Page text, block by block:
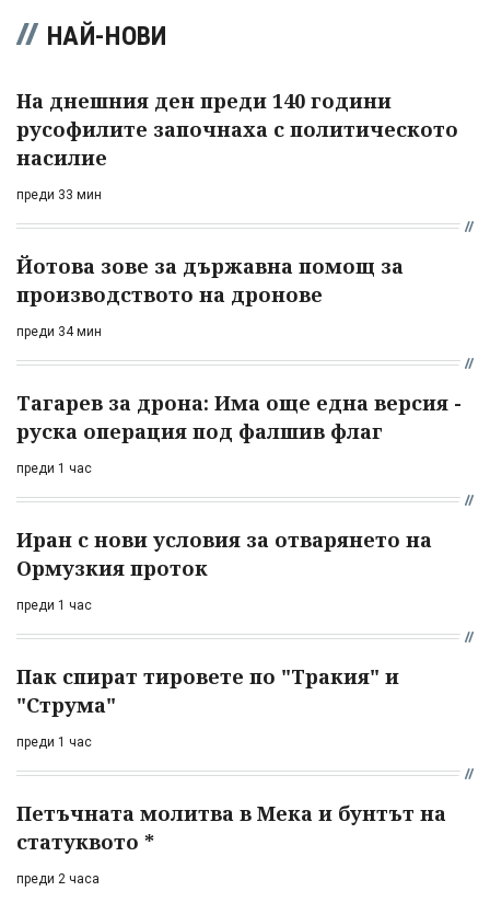
НАЙ-НОВИ
На днешния ден преди 140 години
русофилите започнаха с политическото
насилие
преди 33 мин
Йотова зове за държавна помощ за
производството на дронове
преди 34 мин
Тагарев за дрона: Има още една версия -
руска операция под фалшив флаг
преди 1 час
Иран с нови условия за отварянето на
Ормузкия проток
преди 1 час
Пак спират тировете по "Тракия" и
"Струма"
преди 1 час
Петъчната молитва в Мека и бунтът на
статуквото *
преди 2 часа